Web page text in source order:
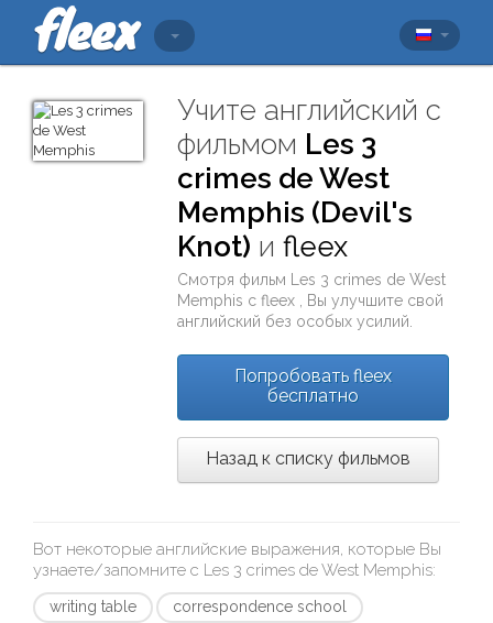
Учите английский с
фильмом Les 3
crimes de West
Memphis (Devil's
Knot) иfleex
Смотря фильм
Les 3 crimes de West
Memphis сfleex
, Вы улучшите свой
английский без особых усилий.
Попробовать fleex
бесплатно
Назад к списку фильмов
Вот некоторые английские выражения, которые Вы
узнаете/запомните с Les 3 crimes de West Memphis:
writing table
correspondence school